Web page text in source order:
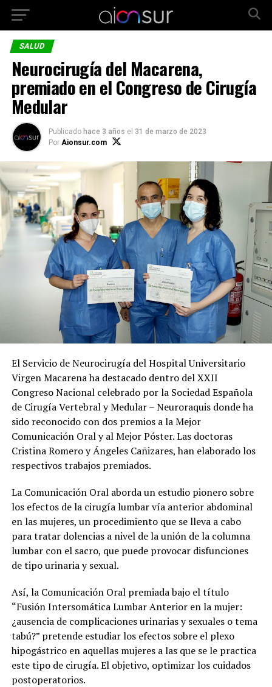
SALUD
Neurocirugía del Macarena,
premiado en el Congreso de Cirugía
Medular
Publicado hace 3 años el 31 de marzo de 2023
Por Aionsur.com
El Servicio de Neurocirugía del Hospital Universitario
Virgen Macarena ha destacado dentro del XXII
Congreso Nacional celebrado por la Sociedad Española
de Cirugía Vertebral y Medular – Neuroraquis donde ha
sido reconocido con dos premios a la Mejor
Comunicación Oral y al Mejor Póster. Las doctoras
Cristina Romero y Ángeles Cañizares, han elaborado los
respectivos trabajos premiados.
La Comunicación Oral aborda un estudio pionero sobre
los efectos de la cirugía lumbar vía anterior abdominal
en las mujeres, un procedimiento que se lleva a cabo
para tratar dolencias a nivel de la unión de la columna
lumbar con el sacro, que puede provocar disfunciones
de tipo urinaria y sexual.
Así, la Comunicación Oral premiada bajo el título
“Fusión Intersomática Lumbar Anterior en la mujer:
¿ausencia de complicaciones urinarias y sexuales o tema
tabú?” pretende estudiar los efectos sobre el plexo
hipogástrico en aquellas mujeres a las que se le practica
este tipo de cirugía. El objetivo, optimizar los cuidados
postoperatorios.